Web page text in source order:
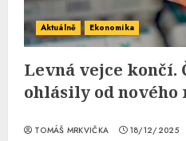
Aktuálně Ekonomika
Levná vejce končí.
ohlásily od
TOMÁŠ MRKVIČKA 18/12/2025